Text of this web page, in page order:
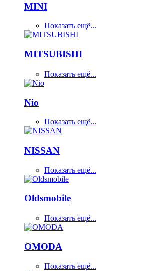
MINI
Показать ещё...
MITSUBISHI
Показать ещё...
Nio
Показать ещё...
NISSAN
Показать ещё...
Oldsmobile
Показать ещё...
OMODA
Показать ещё...